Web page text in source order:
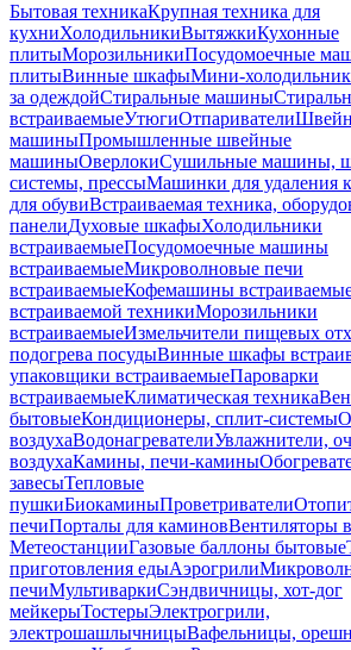
Бытовая техникаКрупная техника для
кухниХолодильникиВытяжкиКухонные
плитыМорозильникиПосудомоечные
плитыВинные шкафыМини-
за одеждойСтиральные машины
встраиваемыеУтюгиОтпариватели
машиныПромышленные швейные
машиныОверлокиСушильные машины,
системы, прессыМашинки для удаления
для обувиВстраиваемая техника,
панелиДуховые шкафыХолодильники
встраиваемыеПосудомоечные машины
встраиваемыеМикроволновые печи
встраиваемыеКофемашины
встраиваемой техникиМорозильники
встраиваемыеИзмельчители пищевых
подогрева посудыВинные шкафы
упаковщики встраиваемыеПароварки
встраиваемыеКлиматическая техника
бытовыеКондиционеры, сплит-системы
воздухаВодонагревателиУвлажнители,
воздухаКамины, печи-камины
завесыТепловые
пушкиБиокаминыПроветриватели
печиПорталы для каминовВентиляторы
МетеостанцииГазовые баллоны бытовые
приготовления едыАэрогрили
печиМультиваркиСэндвичницы, хот-дог
мейкерыТостерыЭлектрогрили,
электрошашлычницыВафельницы,